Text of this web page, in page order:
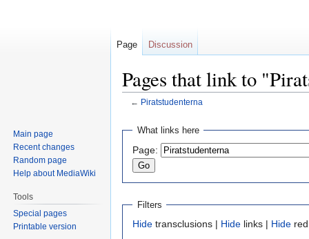
Pages that link to
← Piratstudenterna
Jump
navigation
Jump
search
What links here
Page:
Filters
Hide transclusions | Hide links | Hide
Page Discussion
Main page
Recent changes
Random page
Help about MediaWiki
Tools
Special pages
Printable version